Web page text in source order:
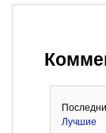
Лучшие